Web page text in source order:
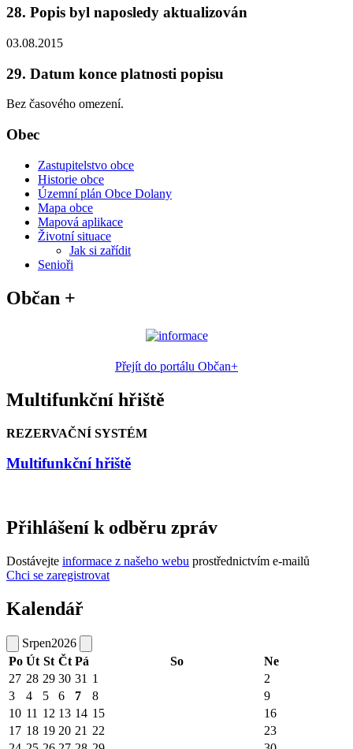
28. Popis byl naposledy aktualizován
03.08.2015
29. Datum konce platnosti popisu
Bez časového omezení.
Obec
Zastupitelstvo obce
Historie obce
Územní plán Obce Dolany
Mapa obce
Mapová aplikace
Životní situace
Jak si zařídit
Senioři
Občan +
Přejít do portálu Občan+
Multifunkční hřiště
REZERVAČNÍ SYSTÉM
Multifunkční hřiště
Přihlášení k odběru zpráv
Dostávejte informace z našeho webu prostřednictvím e-mailů
Chci se zaregistrovat
Kalendář
Srpen2026
Po Út St Čt Pá So
Ne
27 28 29 30 31 1
2
3
4 5 6 7 8
9
10 11 12 13 14 15
16
17 18 19 20 21 22
23